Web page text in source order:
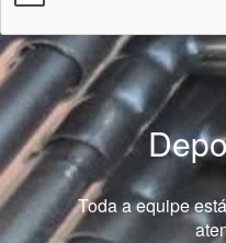
Toda a equipe
Previous